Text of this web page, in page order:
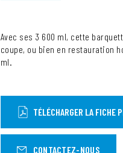
Avec ses 3 600 ml, cette
coupe, ou bien en restauration
ml.
TÉLÉCHARGER LA FICHE
CONTACTEZ-NOUS